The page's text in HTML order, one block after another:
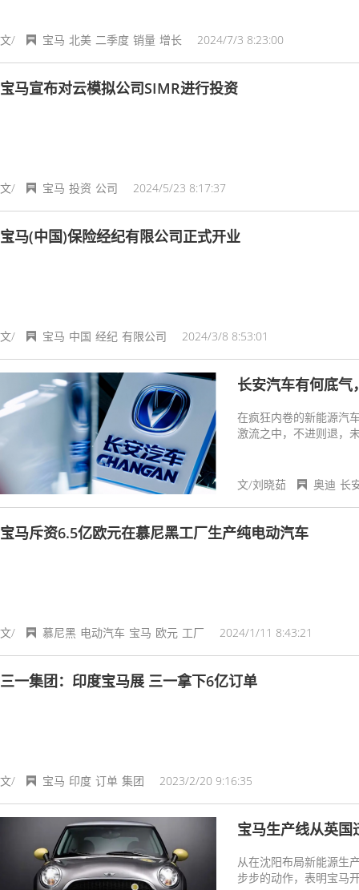
文/ 2024/7/3 8:23:00
宝马 北美 二季度 销量 增长
宝马宣布对云模拟公司SIMR进行投资
文/ 2024/5/23 8:17:37
宝马 投资 公司
宝马(中国)保险经纪有限公司正式开业
文/ 2024/3/8 8:53:01
宝马 中国 经纪 有限公司
长安汽车有何底气
在疯狂内卷的新能源汽
激流之中，不进则退，
文/刘晓茹 奥迪 长
宝马斥资6.5亿欧元在慕尼黑工厂生产纯电动汽车
文/ 2024/1/11 8:43:21
慕尼黑 电动汽车 宝马 欧元 工厂
三一集团：印度宝马展 三一拿下6亿订单
文/ 2023/2/20 9:16:35
宝马 印度 订单 集团
宝马生产线从英国
从在沈阳布局新能源生
步步的动作，表明宝马